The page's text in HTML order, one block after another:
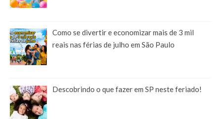
Como se divertir e economizar mais de 3 mil
reais nas férias de julho em São Paulo
Descobrindo o que fazer em SP neste feriado!